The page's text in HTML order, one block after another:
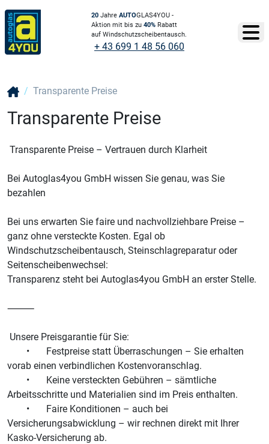
20 Jahre AUTOGLAS4YOU -
Aktion mit bis zu 40% Rabatt
auf Windschutzscheibentausch.
+ 43 699 1 48 56 060
Transparente Preise
Transparente Preise
Transparente Preise – Vertrauen durch Klarheit
Bei Autoglas4you GmbH wissen Sie genau, was Sie
bezahlen
Bei uns erwarten Sie faire und nachvollziehbare Preise –
ganz ohne versteckte Kosten. Egal ob
Windschutzscheibentausch, Steinschlagreparatur oder
Seitenscheibenwechsel:
Transparenz steht bei Autoglas4you GmbH an erster Stelle.
⸻
Unsere Preisgarantie für Sie:
• Festpreise statt Überraschungen – Sie erhalten
vorab einen verbindlichen Kostenvoranschlag.
• Keine versteckten Gebühren – sämtliche
Arbeitsschritte und Materialien sind im Preis enthalten.
• Faire Konditionen – auch bei
Versicherungsabwicklung – wir rechnen direkt mit Ihrer
Kasko-Versicherung ab.